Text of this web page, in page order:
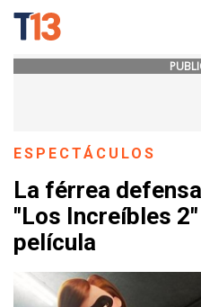
ESPECTÁCULOS
La férrea
"Los Increíbles
película